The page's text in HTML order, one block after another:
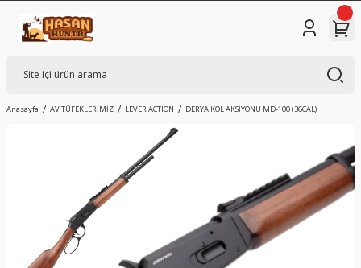
Anasayfa AV TÜFEKLERİMİZ LEVER ACTION DERYA KOL AKSİYONU MD-100 (36CAL)